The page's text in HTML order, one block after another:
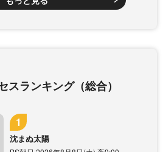
スランキング（総合）
沈まぬ太陽